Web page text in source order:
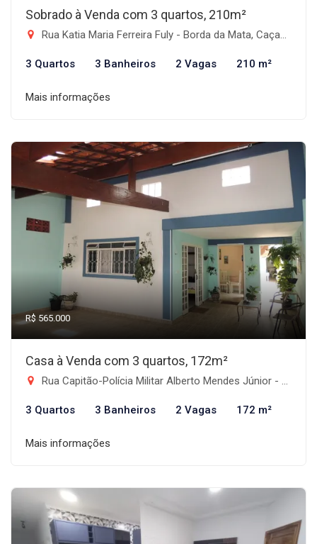
Sobrado à Venda com 3 quartos, 210m²
Rua Katia Maria Ferreira Fuly - Borda da Mata, Caçapava-SP
3 Quartos 3 Banheiros 2 Vagas 210 m²
Mais informações
R$ 565.000
Casa à Venda com 3 quartos, 172m²
Rua Capitão-Polícia Militar Alberto Mendes Júnior - Jardim de Alah, Taubaté-SP
3 Quartos 3 Banheiros 2 Vagas 172 m²
Mais informações